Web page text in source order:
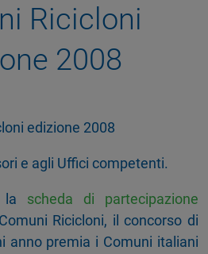
Ricicloni
2008
edizione 2008
e agli Uffici competenti.
la scheda di partecipazione
Ricicloni, il concorso di
anno premia i Comuni italiani